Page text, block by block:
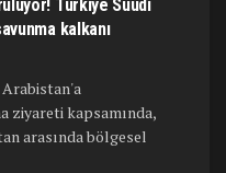
Türkiye Suudi
kalkanı
Arabistan'a
ziyareti kapsamında,
arasında bölgesel